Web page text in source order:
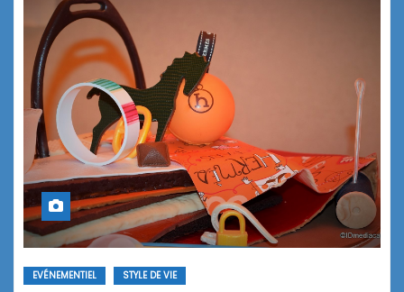
EVÉNEMENTIEL STYLE DE VIE